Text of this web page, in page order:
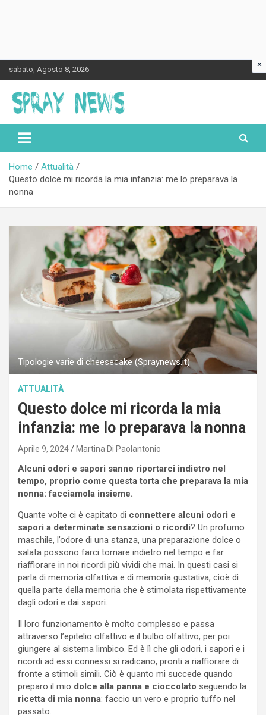
to
content
sabato, Agosto 8, 2026
Spraynews.it
Home
Attualità
Questo dolce mi ricorda la mia infanzia: me lo preparava la
nonna
Tipologie varie di cheesecake (Spraynews.it)
ATTUALITÀ
Questo dolce mi ricorda la mia
infanzia: me lo preparava la nonna
Aprile 9, 2024 Martina Di Paolantonio
Alcuni odori e sapori sanno riportarci indietro nel
tempo, proprio come questa torta che preparava la mia
nonna: facciamola insieme.
Quante volte ci è capitato di connettere alcuni odori e
sapori a determinate sensazioni o ricordi? Un profumo
maschile, l’odore di una stanza, una preparazione dolce o
salata possono farci tornare indietro nel tempo e far
riaffiorare in noi ricordi più vividi che mai. In questi casi si
parla di memoria olfattiva e di memoria gustativa, cioè di
quella parte della memoria che è stimolata rispettivamente
dagli odori e dai sapori.
Il loro funzionamento è molto complesso e passa
attraverso l’epitelio olfattivo e il bulbo olfattivo, per poi
giungere al sistema limbico. Ed è lì che gli odori, i sapori e i
ricordi ad essi connessi si radicano, pronti a riaffiorare di
fronte a stimoli simili. Ciò è quanto mi succede quando
preparo il mio dolce alla panna e cioccolato seguendo la
ricetta di mia nonna: faccio un vero e proprio tuffo nel
passato.
×